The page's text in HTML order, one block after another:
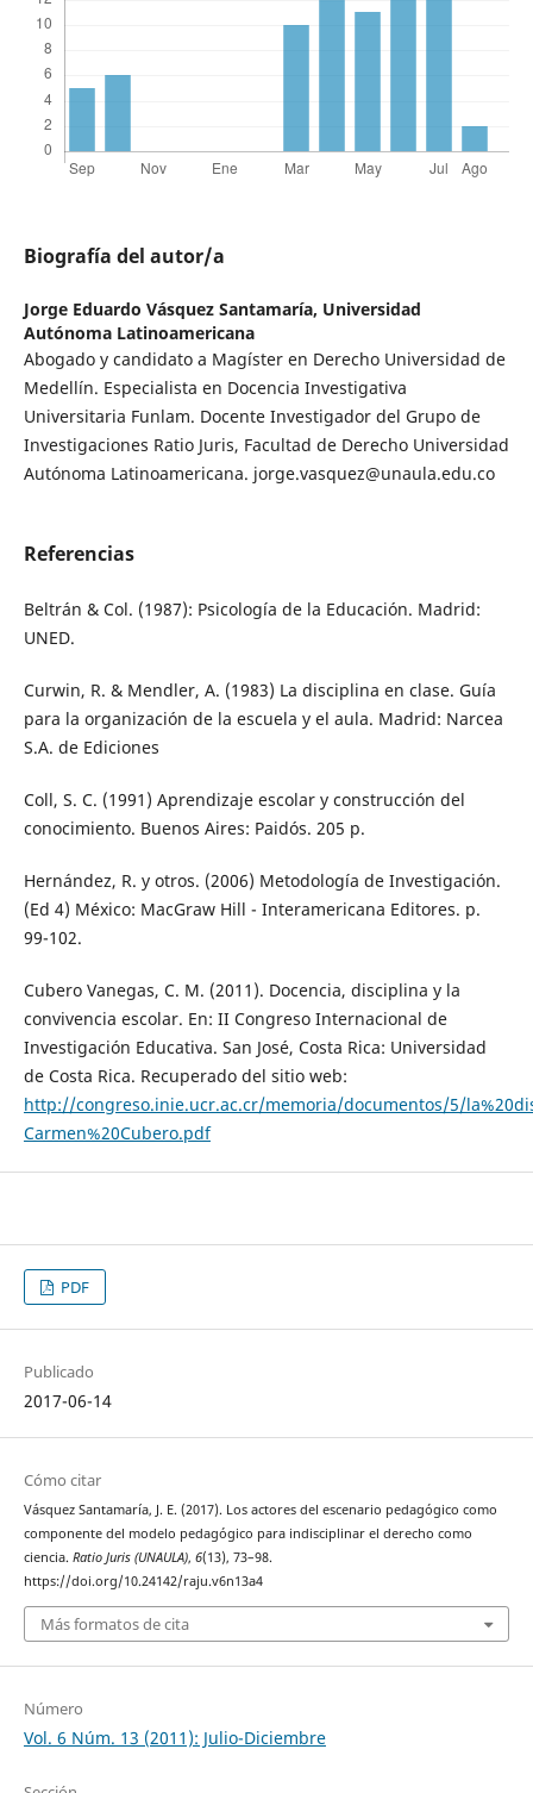
Biografía del autor/a
Jorge Eduardo Vásquez Santamaría, Universidad
Autónoma Latinoamericana
Abogado y candidato a Magíster en Derecho Universidad de
Medellín. Especialista en Docencia Investigativa
Universitaria Funlam. Docente Investigador del Grupo de
Investigaciones Ratio Juris, Facultad de Derecho Universidad
Autónoma Latinoamericana. jorge.vasquez@unaula.edu.co
Referencias
Beltrán & Col. (1987): Psicología de la Educación. Madrid:
UNED.
Curwin, R. & Mendler, A. (1983) La disciplina en clase. Guía
para la organización de la escuela y el aula. Madrid: Narcea
S.A. de Ediciones
Coll, S. C. (1991) Aprendizaje escolar y construcción del
conocimiento. Buenos Aires: Paidós. 205 p.
Hernández, R. y otros. (2006) Metodología de Investigación.
(Ed 4) México: MacGraw Hill - Interamericana Editores. p.
99-102.
Cubero Vanegas, C. M. (2011). Docencia, disciplina y la
convivencia escolar. En: II Congreso Internacional de
Investigación Educativa. San José, Costa Rica: Universidad
de Costa Rica. Recuperado del sitio web:
http://congreso.inie.ucr.ac.cr/memoria/documentos/5/
Carmen%20Cubero.pdf
PDF
Publicado
2017-06-14
Cómo citar
Vásquez Santamaría, J. E. (2017). Los actores del escenario pedagógico como
componente del modelo pedagógico para indisciplinar el derecho como
ciencia. Ratio Juris (UNAULA), 6(13), 73–98.
https://doi.org/10.24142/raju.v6n13a4
Más formatos de cita
Número
Vol. 6 Núm. 13 (2011): Julio-Diciembre